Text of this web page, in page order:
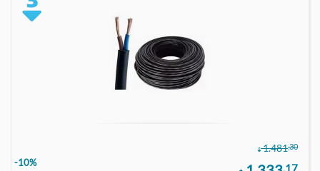
$ 1.481,30
-10% ,17